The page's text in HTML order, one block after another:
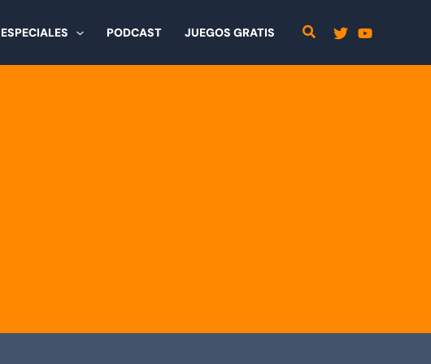
ESPECIALES PODCAST JUEGOS GRATIS